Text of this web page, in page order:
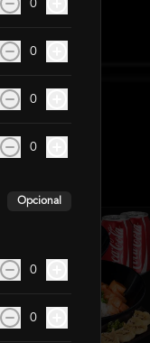
0
0
0
0
Opcional
0
0